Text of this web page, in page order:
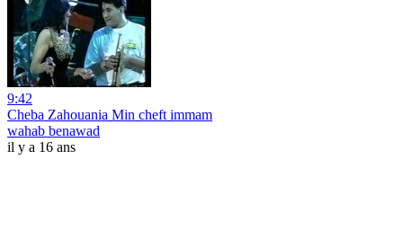
9:42
Cheba Zahouania Min cheft immam
wahab benawad
il y a 16 ans